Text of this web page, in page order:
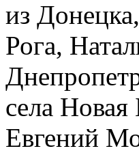
из
Рога,
села
Евгений